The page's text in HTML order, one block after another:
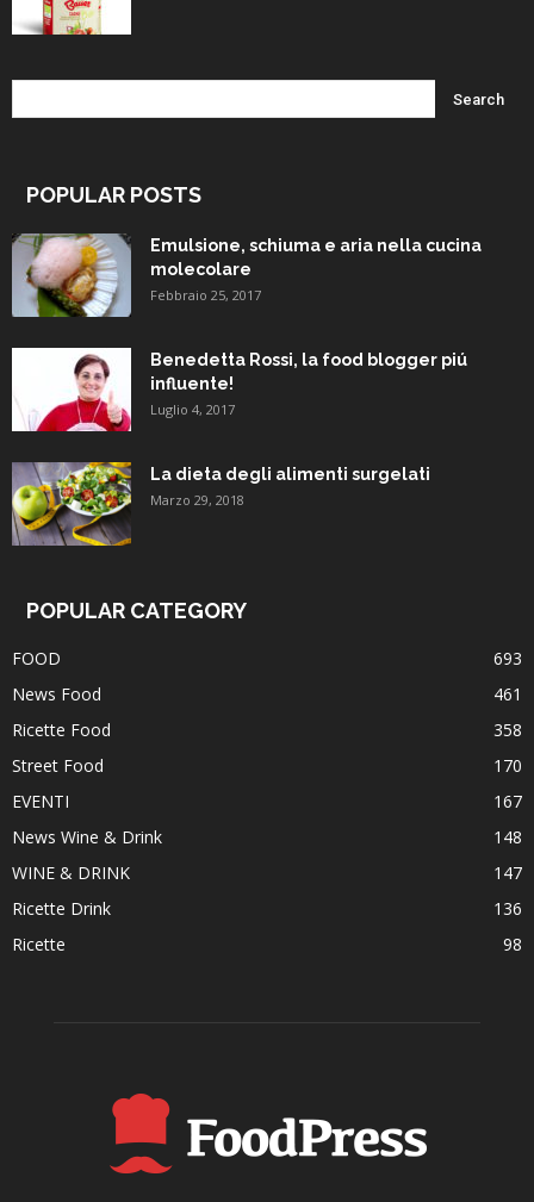
POPULAR POSTS
Emulsione, schiuma e aria nella cucina
molecolare
Febbraio 25, 2017
Benedetta Rossi, la food blogger piú
influente!
Luglio 4, 2017
La dieta degli alimenti surgelati
Marzo 29, 2018
POPULAR CATEGORY
FOOD
693
News Food
461
Ricette Food
358
Street Food
170
EVENTI
167
News Wine & Drink
148
WINE & DRINK
147
Ricette Drink
136
Ricette
98